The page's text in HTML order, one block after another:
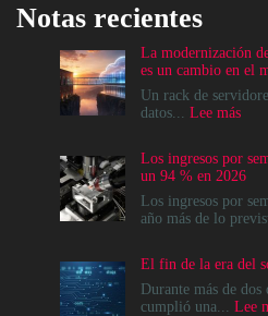
Notas recientes
La modernización
es un cambio en el
Un rack de
datos... Lee más:
del
Data
no
es
un
Los ingresos por
un 94 % en 2026
Los ingresos por
año más de lo
El fin de la era del
Durante más de dos
cumplió una... Lee